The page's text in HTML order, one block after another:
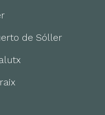
de Sóller